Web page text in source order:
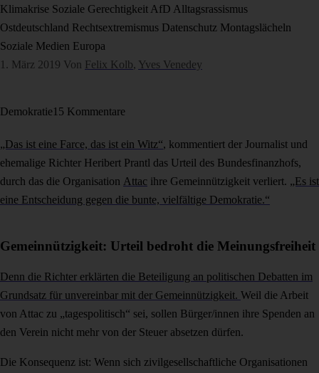
Klimakrise Soziale Gerechtigkeit AfD Alltagsrassismus
Ostdeutschland Rechtsextremismus Datenschutz Montagslächeln
Soziale Medien Europa
1. März 2019 Von Felix Kolb, Yves Venedey
Demokratie15 Kommentare
„Das ist eine Farce, das ist ein Witz“, kommentiert der Journalist und
ehemalige Richter Heribert Prantl das Urteil des Bundesfinanzhofs,
durch das die Organisation Attac ihre Gemeinnützigkeit verliert. „Es ist
eine Entscheidung gegen die bunte, vielfältige Demokratie.“
Gemeinnützigkeit: Urteil bedroht die Meinungsfreiheit
Denn die Richter erklärten die Beteiligung an politischen Debatten im
Grundsatz für unvereinbar mit der Gemeinnützigkeit. Weil die Arbeit
von Attac zu „tagespolitisch“ sei, sollen Bürger/innen ihre Spenden an
den Verein nicht mehr von der Steuer absetzen dürfen.
Die Konsequenz ist: Wenn sich zivilgesellschaftliche Organisationen